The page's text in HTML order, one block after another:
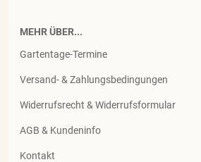
MEHR ÜBER...
Gartentage-Termine
Versand- & Zahlungsbedingungen
Widerrufsrecht & Widerrufsformular
AGB & Kundeninfo
Kontakt